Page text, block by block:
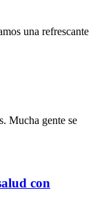
una refrescante
Mucha gente se
con